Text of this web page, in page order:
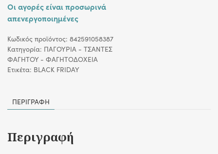
Οι αγορές είναι προσωρινά
απενεργοποιημένες
Κωδικός προϊόντος: 842591058387
Κατηγορία: ΠΑΓΟΥΡΙΑ - ΤΣΑΝΤΕΣ
ΦΑΓΗΤΟΥ - ΦΑΓΗΤΟΔΟΧΕΙΑ
Ετικέτα: BLACK FRIDAY
ΠΕΡΙΓΡΑΦΉ
Περιγραφή